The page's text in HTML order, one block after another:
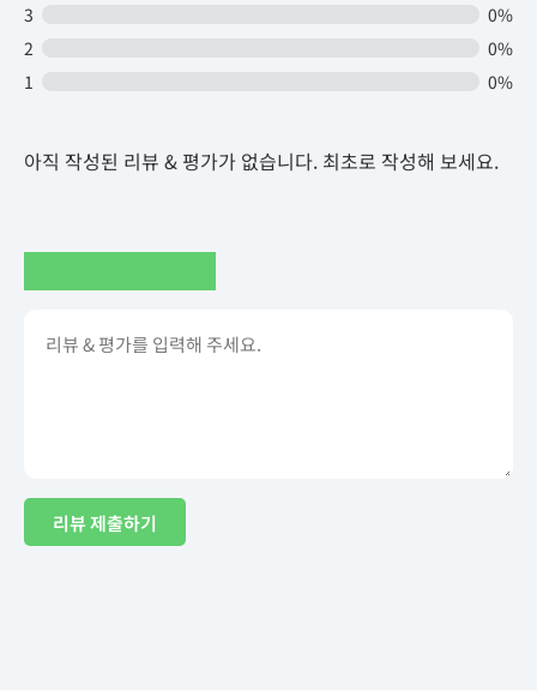
3
0%
2
0%
1
0%
아직 작성된 리뷰 & 평가가 없습니다. 최초로 작성해 보세요.
리뷰 제출하기